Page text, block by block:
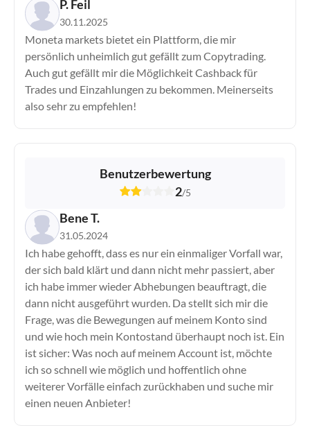
P. Feil
30.11.2025
Moneta markets bietet ein Plattform, die mir
persönlich unheimlich gut gefällt zum Copytrading.
Auch gut gefällt mir die Möglichkeit Cashback für
Trades und Einzahlungen zu bekommen. Meinerseits
also sehr zu empfehlen!
Benutzerbewertung
2/5
Bene T.
31.05.2024
Ich habe gehofft, dass es nur ein einmaliger Vorfall war,
der sich bald klärt und dann nicht mehr passiert, aber
ich habe immer wieder Abhebungen beauftragt, die
dann nicht ausgeführt wurden. Da stellt sich mir die
Frage, was die Bewegungen auf meinem Konto sind
und wie hoch mein Kontostand überhaupt noch ist. Ein
ist sicher: Was noch auf meinem Account ist, möchte
ich so schnell wie möglich und hoffentlich ohne
weiterer Vorfälle einfach zurückhaben und suche mir
einen neuen Anbieter!